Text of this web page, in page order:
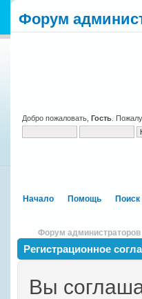
Форум
Добро пожаловать, Гость .
Начало Помощь Поиск
Форум администраторов
Регистрационное
Вы